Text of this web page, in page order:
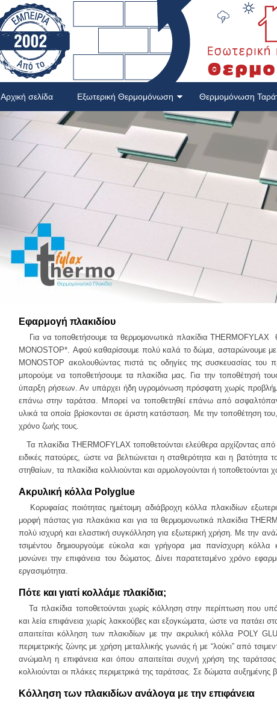
Αρχική σελίδα Εξωτερική Θερμομόνωση Θερμομόνωση
Εφαρμογή πλακιδίου
Για να τοποθετήσουμε τα θερμομονωτικά πλακίδια THERMOFYLAX
MONOSTOP*. Αφού καθαρίσουμε πολύ καλά το δώμα, ασταρώνουμε
MONOSTOP ακολουθώντας πιστά τις οδηγίες της συσκευασίας
μπορούμε να τοποθετήσουμε τα πλακίδια μας. Για την τοποθέτησή
ύπαρξη ρήσεων. Αν υπάρχει ήδη υγρομόνωση πρόσφατη χωρίς
επάνω στην ταράτσα. Μπορεί να τοποθετηθεί επάνω από
υλικά τα οποία βρίσκονται σε άριστη κατάσταση. Με την τοποθέτηση
χρόνο ζωής τους.
Τα πλακίδια THERMOFYLAX τοποθετούνται ελεύθερα αρχίζοντας
ειδικές πατούρες, ώστε να βελτιώνεται η σταθερότητα και η
στηθαίων, τα πλακίδια κολλιούνται και αρμολογούνται ή τοποθετούνται
Ακρυλική κόλλα Polyglue
Κορυφαίας ποιότητας ημιέτοιμη αδιάβροχη κόλλα πλακιδίων
μορφή πάστας για πλακάκια και για τα θερμομονωτικά πλακίδια
πολύ ισχυρή και ελαστική συγκόλληση για εξωτερική χρήση. Με την
τσιμέντου δημιουργούμε εύκολα και γρήγορα μια πανίσχυρη κόλλα
μονώνει την επιφάνεια του δώματος. Δίνει παρατεταμένο χρόνο
εργασιμότητα.
Πότε και γιατί κολλάμε πλακίδια;
Τα πλακίδια τοποθετούνται χωρίς κόλληση στην περίπτωση που
και λεία επιφάνεια χωρίς λακκούβες και εξογκώματα, ώστε να πατάει
απαιτείται κόλληση των πλακιδίων με την ακρυλική κόλλα POLY
περιμετρικής ζώνης με χρήση μεταλλικής γωνιάς ή με “λούκι” από
ανώμαλη η επιφάνεια και όπου απαιτείται συχνή χρήση της
κολλιούνται οι πλάκες περιμετρικά της ταράτσας. Σε δώματα
Κόλληση των πλακιδίων ανάλογα με την επιφάνεια